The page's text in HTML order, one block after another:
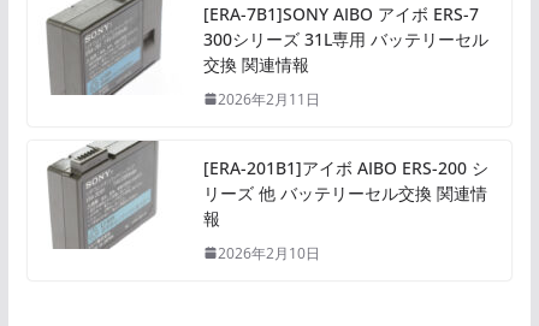
[ERA-7B1]SONY AIBO アイボ ERS-7
300シリーズ 31L専用 バッテリーセル
交換 関連情報
2026年2月11日
[ERA-201B1]アイボ AIBO ERS-200 シ
リーズ 他 バッテリーセル交換 関連情
報
2026年2月10日